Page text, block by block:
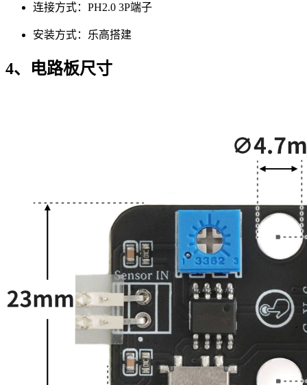
连接方式：PH2.0 3P端子
安装方式：乐高搭建
4、电路板尺寸